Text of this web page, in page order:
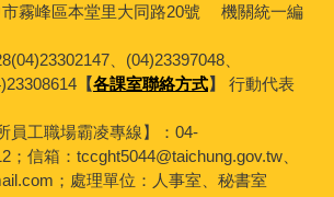
市霧峰區本堂里大同路20號 機關統一編
、(04)23397048、
【各課室聯絡方式】
行動代表
員工職場霸凌專線】：04-
；信箱：tccght5044@taichung.gov.tw、
；處理單位：人事室、秘書室